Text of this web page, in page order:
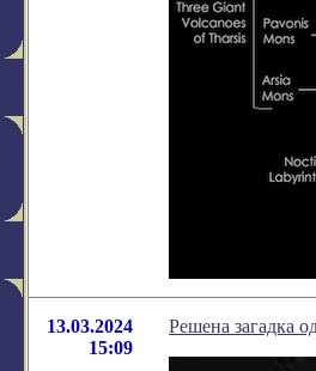
13.03.2024
15:09
Решена загадка